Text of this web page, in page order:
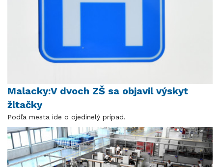
Malacky:V dvoch ZŠ sa objavil výskyt
žltačky
Podľa mesta ide o ojedinelý prípad.